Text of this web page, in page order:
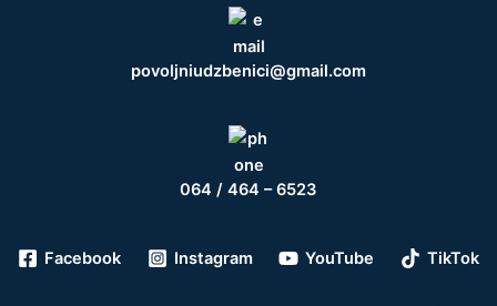
povoljniudzbenici@gmail.com
064 / 464 – 6523
Facebook Instagram YouTube TikTok